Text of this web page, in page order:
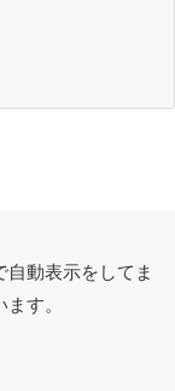
動表示をしてま
す。